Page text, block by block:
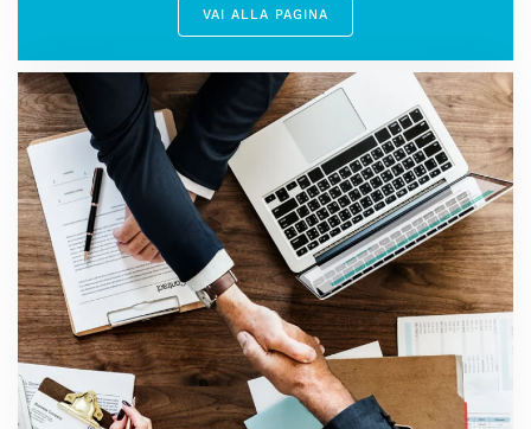
VAI ALLA PAGINA